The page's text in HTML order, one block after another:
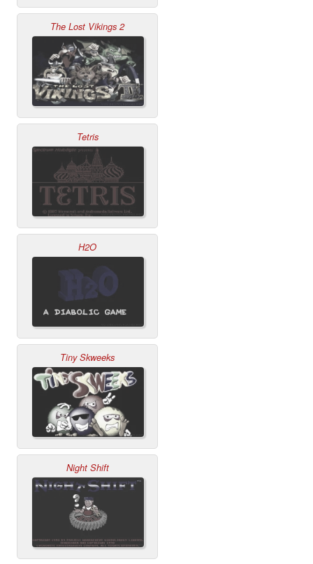
The Lost Vikings 2
Tetris
H2O
Tiny Skweeks
Night Shift